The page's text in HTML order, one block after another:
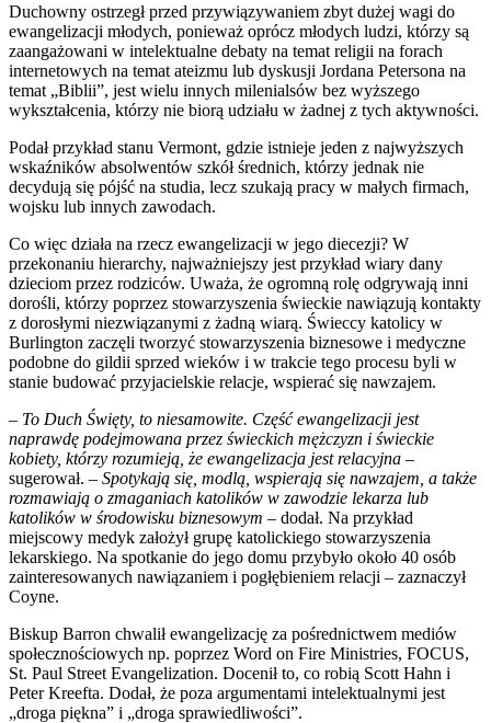
Duchowny ostrzegł przed przywiązywaniem zbyt dużej wagi do
ewangelizacji młodych, ponieważ oprócz młodych ludzi, którzy są
zaangażowani w intelektualne debaty na temat religii na forach
internetowych na temat ateizmu lub dyskusji Jordana Petersona na
temat „Biblii”, jest wielu innych milenialsów bez wyższego
wykształcenia, którzy nie biorą udziału w żadnej z tych aktywności.
Podał przykład stanu Vermont, gdzie istnieje jeden z najwyższych
wskaźników absolwentów szkół średnich, którzy jednak nie
decydują się pójść na studia, lecz szukają pracy w małych firmach,
wojsku lub innych zawodach.
Co więc działa na rzecz ewangelizacji w jego diecezji? W
przekonaniu hierarchy, najważniejszy jest przykład wiary dany
dzieciom przez rodziców. Uważa, że ogromną rolę odgrywają inni
dorośli, którzy poprzez stowarzyszenia świeckie nawiązują kontakty
z dorosłymi niezwiązanymi z żadną wiarą. Świeccy katolicy w
Burlington zaczęli tworzyć stowarzyszenia biznesowe i medyczne
podobne do gildii sprzed wieków i w trakcie tego procesu byli w
stanie budować przyjacielskie relacje, wspierać się nawzajem.
– To Duch Święty, to niesamowite. Część ewangelizacji jest
naprawdę podejmowana przez świeckich mężczyzn i świeckie
kobiety, którzy rozumieją, że ewangelizacja jest relacyjna –
sugerował. – Spotykają się, modlą, wspierają się nawzajem, a także
rozmawiają o zmaganiach katolików w zawodzie lekarza lub
katolików w środowisku biznesowym – dodał. Na przykład
miejscowy medyk założył grupę katolickiego stowarzyszenia
lekarskiego. Na spotkanie do jego domu przybyło około 40 osób
zainteresowanych nawiązaniem i pogłębieniem relacji – zaznaczył
Coyne.
Biskup Barron chwalił ewangelizację za pośrednictwem mediów
społecznościowych np. poprzez Word on Fire Ministries, FOCUS,
St. Paul Street Evangelization. Docenił to, co robią Scott Hahn i
Peter Kreefta. Dodał, że poza argumentami intelektualnymi jest
„droga piękna” i „droga sprawiedliwości”.